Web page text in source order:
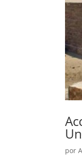
por